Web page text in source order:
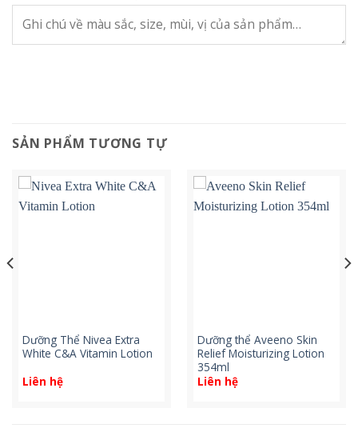
SẢN PHẨM TƯƠNG TỰ
Dưỡng Thể Nivea Extra
White C&A Vitamin Lotion
Liên hệ
Dưỡng thể Aveeno Skin
Relief Moisturizing Lotion
354ml
Liên hệ